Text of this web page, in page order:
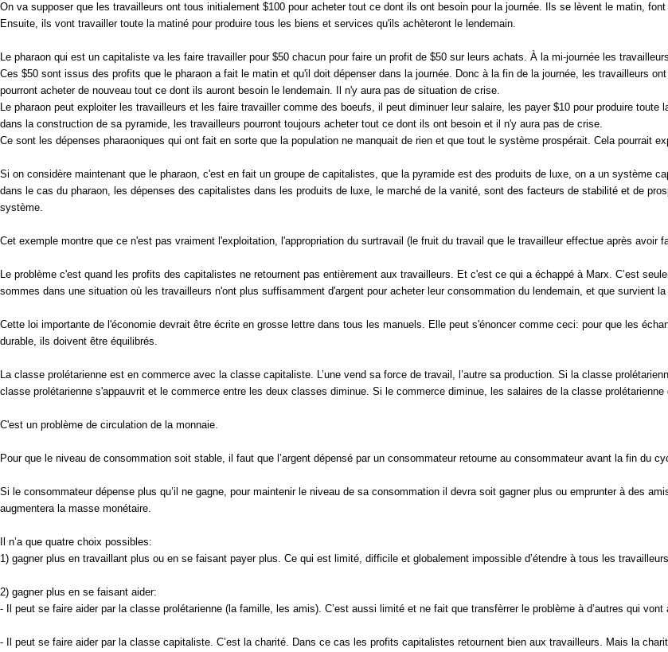
On va supposer que les travailleurs ont tous initialement $100 pour acheter tout ce dont ils ont besoin pour la journée. Ils se lèvent le matin,
Ensuite, ils vont travailler toute la matiné pour produire tous les biens et services qu'ils achèteront le lendemain.
Le pharaon qui est un capitaliste va les faire travailler pour $50 chacun pour faire un profit de $50 sur leurs achats. À la mi-journée les
Ces $50 sont issus des profits que le pharaon a fait le matin et qu'il doit dépenser dans la journée. Donc à la fin de la journée, les travailleurs
pourront acheter de nouveau tout ce dont ils auront besoin le lendemain. Il n'y aura pas de situation de crise.
Le pharaon peut exploiter les travailleurs et les faire travailler comme des boeufs, il peut diminuer leur salaire, les payer $10 pour produire
dans la construction de sa pyramide, les travailleurs pourront toujours acheter tout ce dont ils ont besoin et il n'y aura pas de crise.
Ce sont les dépenses pharaoniques qui ont fait en sorte que la population ne manquait de rien et que tout le système prospérait. Cela pourrait
Si on considère maintenant que le pharaon, c'est en fait un groupe de capitalistes, que la pyramide est des produits de luxe, on a un système
dans le cas du pharaon, les dépenses des capitalistes dans les produits de luxe, le marché de la vanité, sont des facteurs de stabilité et de
système.
Cet exemple montre que ce n'est pas vraiment l'exploitation, l'appropriation du surtravail (le fruit du travail que le travailleur effectue après
Le problème c'est quand les profits des capitalistes ne retournent pas entièrement aux travailleurs. Et c'est ce qui a échappé à Marx. C’est
sommes dans une situation où les travailleurs n'ont plus suffisamment d'argent pour acheter leur consommation du lendemain, et que survient
Cette loi importante de l'économie devrait être écrite en grosse lettre dans tous les manuels. Elle peut s'énoncer comme ceci: pour que les
durable, ils doivent être équilibrés.
La classe prolétarienne est en commerce avec la classe capitaliste. L’une vend sa force de travail, l’autre sa production. Si la classe
classe prolétarienne s'appauvrit et le commerce entre les deux classes diminue. Si le commerce diminue, les salaires de la classe
C'est un problème de circulation de la monnaie.
Pour que le niveau de consommation soit stable, il faut que l’argent dépensé par un consommateur retourne au consommateur avant la fin du
Si le consommateur dépense plus qu’il ne gagne, pour maintenir le niveau de sa consommation il devra soit gagner plus ou emprunter à des
augmentera la masse monétaire.
Il n’a que quatre choix possibles:
1) gagner plus en travaillant plus ou en se faisant payer plus. Ce qui est limité, difficile et globalement impossible d’étendre à tous les
2) gagner plus en se faisant aider:
- Il peut se faire aider par la classe prolétarienne (la famille, les amis). C’est aussi limité et ne fait que transfèrrer le problème à d’autres qui vont
- Il peut se faire aider par la classe capitaliste. C’est la charité. Dans ce cas les profits capitalistes retournent bien aux travailleurs. Mais la